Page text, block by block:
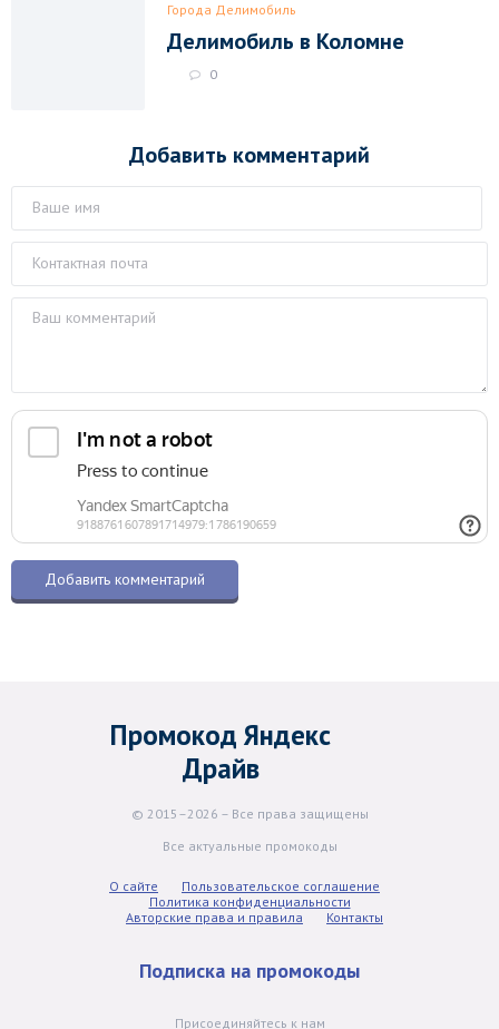
Города Делимобиль
Делимобиль в Коломне
0
Добавить комментарий
Промокод Яндекс
Драйв
© 2015–2026 – Все права защищены
Все актуальные промокоды
О сайте
Пользовательское соглашение
Политика конфиденциальности
Авторские права и правила
Контакты
Подписка на промокоды
Присоединяйтесь к нам